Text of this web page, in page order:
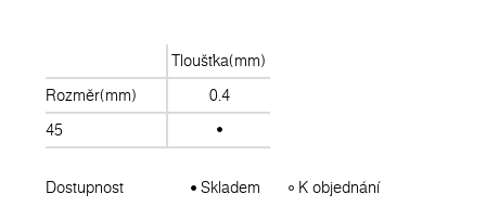
Tloušťka(mm)
Rozměr(mm)
0.4
45
Dostupnost Skladem K objednání